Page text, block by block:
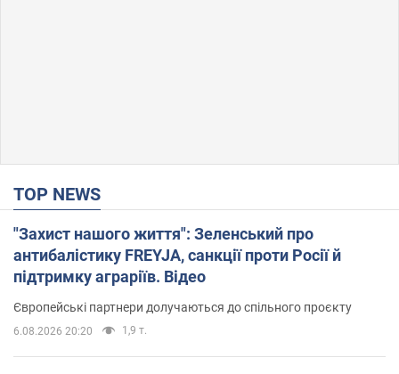
TOP NEWS
"Захист нашого життя": Зеленський про
антибалістику FREYJA, санкції проти Росії й
підтримку аграріїв. Відео
Європейські партнери долучаються до спільного проєкту
6.08.2026 20:20 1,9 т.